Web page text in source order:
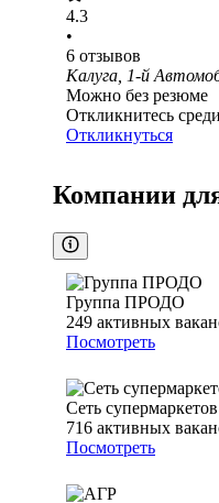
4.3
•
6 отзывов
Калуга, 1-й
Можно без резюме
Откликнитесь
Откликнуться
Компании
Группа ПРОДО
249 активных
Посмотреть
Сеть
716 активных
Посмотреть